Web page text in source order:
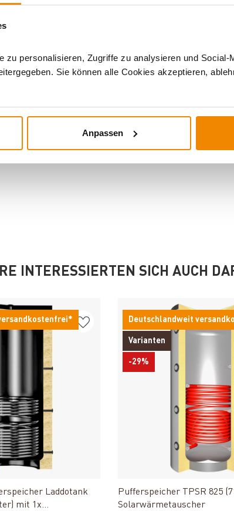
zu personalisieren, Zugriffe zu analysieren und Social-
Sie können alle Cookies akzeptieren,
Anpassen
bereits seit einigen Jahren mit den Themen
es eine Lösung. Haben Sie Fragen zu unseren
INTERESSIERTEN SICH AUCH
ansehen
Laddotank
mit 1x
Deutschlandweit
Varianten
-29%
Produkt
Pufferspeicher TPSR 825
Solarwärmetauscher